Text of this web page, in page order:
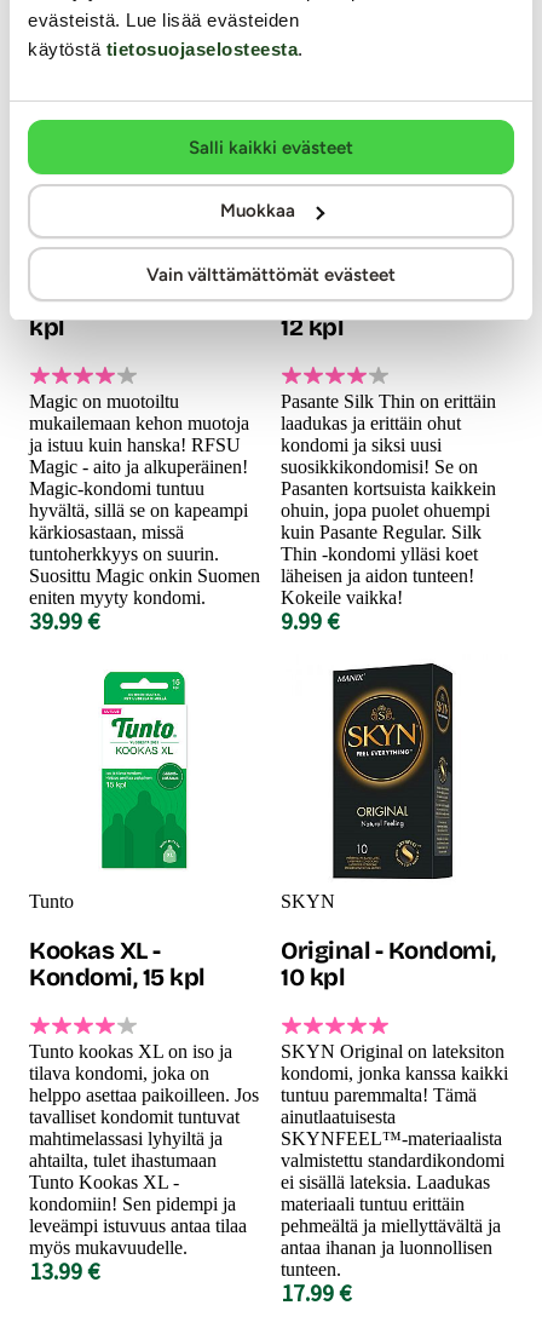
evästeistä. Lue lisää evästeiden
käytöstä tietosuojaselosteesta.
Salli kaikki evästeet
Muokkaa
Vain välttämättömät evästeet
RFSU
Magic - Kondomi, 60
kpl
Magic on muotoiltu
mukailemaan kehon muotoja
ja istuu kuin hanska! RFSU
Magic - aito ja alkuperäinen!
Magic-kondomi tuntuu
hyvältä, sillä se on kapeampi
kärkiosastaan, missä
tuntoherkkyys on suurin.
Suosittu Magic onkin Suomen
eniten myyty kondomi.
39.99 €
Pasante
Silk Thin - Kondomi,
12 kpl
Pasante Silk Thin on erittäin
laadukas ja erittäin ohut
kondomi ja siksi uusi
suosikkikondomisi! Se on
Pasanten kortsuista kaikkein
ohuin, jopa puolet ohuempi
kuin Pasante Regular. Silk
Thin -kondomi ylläsi koet
läheisen ja aidon tunteen!
Kokeile vaikka!
9.99 €
Tunto
Kookas XL -
Kondomi, 15 kpl
Tunto kookas XL on iso ja
tilava kondomi, joka on
helppo asettaa paikoilleen. Jos
tavalliset kondomit tuntuvat
mahtimelassasi lyhyiltä ja
ahtailta, tulet ihastumaan
Tunto Kookas XL -
kondomiin! Sen pidempi ja
leveämpi istuvuus antaa tilaa
myös mukavuudelle.
13.99 €
SKYN
Original - Kondomi,
10 kpl
SKYN Original on lateksiton
kondomi, jonka kanssa kaikki
tuntuu paremmalta! Tämä
ainutlaatuisesta
SKYNFEEL™-materiaalista
valmistettu standardikondomi
ei sisällä lateksia. Laadukas
materiaali tuntuu erittäin
pehmeältä ja miellyttävältä ja
antaa ihanan ja luonnollisen
tunteen.
17.99 €